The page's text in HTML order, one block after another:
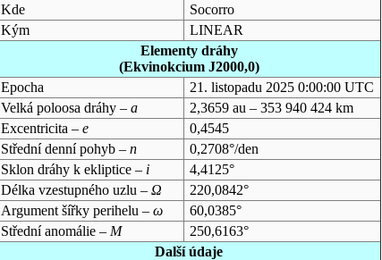
Kde
Socorro
Kým
LINEAR
Elementy dráhy
(Ekvinokcium J2000,0)
Epocha
21. listopadu 2025 0:00:00 UTC
Velká poloosa dráhy – a
2,3659 au – 353 940 424 km
Excentricita – e
0,4545
Střední denní pohyb – n
0,2708°/den
Sklon dráhy k ekliptice – i
4,4125°
Délka vzestupného uzlu – Ω
220,0842°
Argument šířky perihelu – ω
60,0385°
Střední anomálie – M
250,6163°
Další údaje